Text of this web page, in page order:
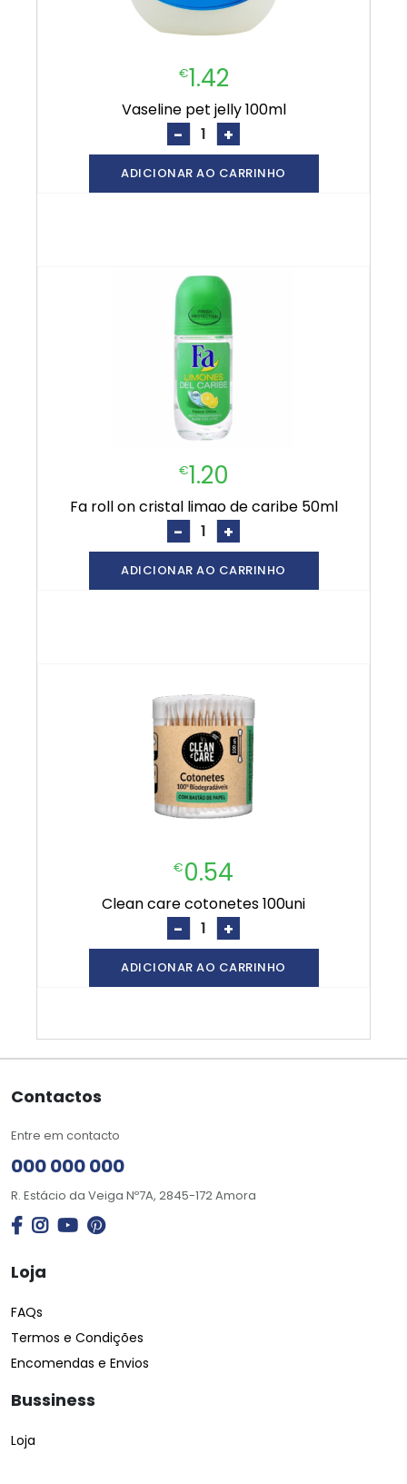
€1.42
vaseline pet jelly 100ml
- +
ADICIONAR AO CARRINHO
€1.20
fa roll on cristal limao de caribe 50ml
- +
ADICIONAR AO CARRINHO
€0.54
clean care cotonetes 100uni
- +
ADICIONAR AO CARRINHO
Contactos
Entre em contacto
000 000 000
R. Estácio da Veiga Nº7A, 2845-172 Amora
Loja
FAQs
Termos e Condições
Encomendas e Envios
Bussiness
Loja